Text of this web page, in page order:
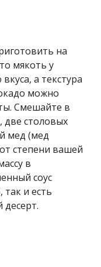
на
мякоть у
а текстура
можно
Смешайте в
две столовых
мед (мед
степени вашей
в
соус
и есть
десерт.